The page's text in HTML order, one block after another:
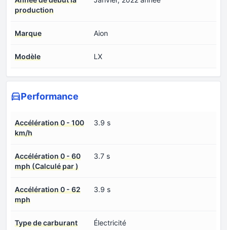
production
Marque Aion
Modèle LX
Performance
Accélération 0 - 100
km/h
3.9 s
Accélération 0 - 60
mph (Calculé par )
3.7 s
Accélération 0 - 62
mph
3.9 s
Type de carburant Électricité